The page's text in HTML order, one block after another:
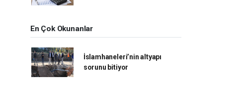
En Çok Okunanlar
İslamhaneleri’nin altyapı
sorunu bitiyor